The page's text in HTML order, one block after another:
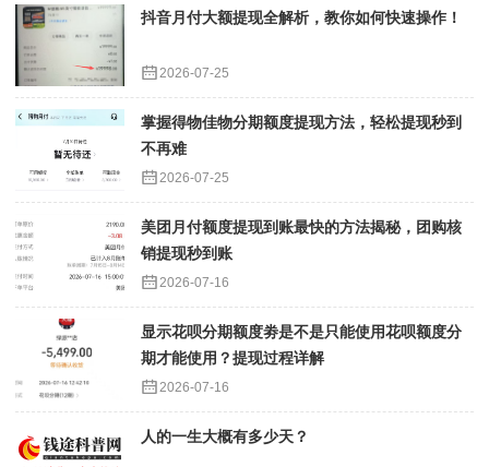
抖音月付大额提现全解析，教你如何快速操作！
2026-07-25
掌握得物佳物分期额度提现方法，轻松提现秒到
不再难
2026-07-25
美团月付额度提现到账最快的方法揭秘，团购核
销提现秒到账
2026-07-16
显示花呗分期额度劵是不是只能使用花呗额度分
期才能使用？提现过程详解
2026-07-16
人的一生大概有多少天？